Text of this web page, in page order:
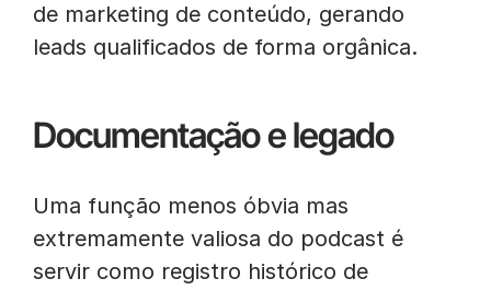
de marketing de conteúdo, gerando
leads qualificados de forma orgânica.
Documentação e legado
Uma função menos óbvia mas
extremamente valiosa do podcast é
servir como registro histórico de